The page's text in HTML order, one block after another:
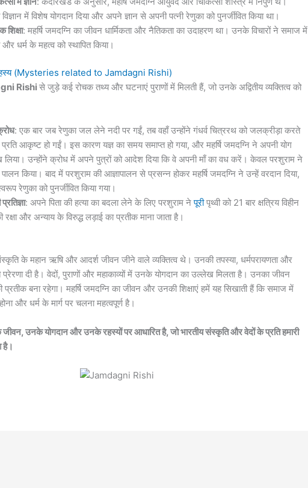
विज्ञान में विशेष योगदान दिया और अपने ज्ञान से अपनी पत्नी रेणुका को पुनर्जीवित किया था।
शिक्षा: महर्षि जमदग्नि का जीवन धार्मिकता और नैतिकता का उदाहरण था। उनके विचारों ने समाज में
और धर्म के महत्व को स्थापित किया।
(Mysteries related to Jamdagni Rishi)
Rishiसे जुड़े कई रोचक तथ्य और घटनाएं पुराणों में मिलती हैं, जो उनके अद्वितीय व्यक्तित्व को
: एक बार जब रेणुका जल लेने नदी पर गईं, तब वहाँ उन्होंने गंधर्व चित्ररथ को जलक्रीड़ा करते
आकृष्ट हो गईं। इस कारण यज्ञ का समय समाप्त हो गया, और महर्षि जमदग्नि ने अपनी योग
उन्होंने क्रोध में अपने पुत्रों को आदेश दिया कि वे अपनी माँ का वध करें। केवल परशुराम ने
किया। बाद में परशुराम की आज्ञापालन से प्रसन्न होकर महर्षि जमदग्नि ने उन्हें वरदान दिया,
रेणुका को पुनर्जीवित किया गया।
: अपने पिता की हत्या का बदला लेने के लिए परशुराम नेपूरीपृथ्वी को 21 बार क्षत्रिय विहीन
रक्षा और अन्याय के विरुद्ध लड़ाई का प्रतीक माना जाता है।
संस्कृति के महान ऋषि और आदर्श जीवन जीने वाले व्यक्तित्व थे। उनकी तपस्या, धर्मपरायणता और
दी है। वेदों, पुराणों और महाकाव्यों में उनके योगदान का उल्लेख मिलता है। उनका जीवन
बना रहेगा। महर्षि जमदग्नि का जीवन और उनकी शिक्षाएं हमें यह सिखाती हैं कि समाज में
और धर्म के मार्ग पर चलना महत्वपूर्ण है।
उनके योगदान और उनके रहस्यों पर आधारित है, जो भारतीय संस्कृति और वेदों के प्रति हमारी
है।